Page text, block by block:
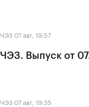
ЧЭЗ 07 авг, 19:57
ЧЭЗ. Выпуск от
ЧЭЗ 07 авг, 19:35